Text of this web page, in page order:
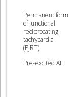
Permanent form
of junctional
reciprocating
tachycardia
(PJRT)
Pre-excited AF